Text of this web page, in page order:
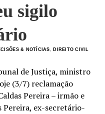
sigilo
& NOTÍCIAS
DIREITO CIVIL
de Justiça, ministro
(3/7) reclamação
Pereira – irmão e
Pereira, ex-secretário-